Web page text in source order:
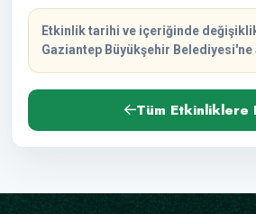
Etkinlik tarihi ve içeriğinde
Gaziantep Büyükşehir
Tüm Etkinliklere